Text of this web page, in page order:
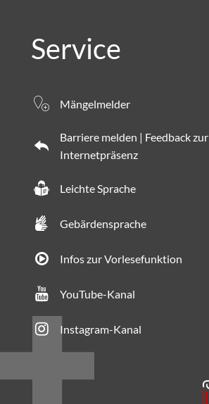
Service
Mängelmelder
Barriere melden | Feedback zur
Internetpräsenz
Leichte Sprache
Gebärdensprache
Infos zur Vorlesefunktion
YouTube-Kanal
Instagram-Kanal